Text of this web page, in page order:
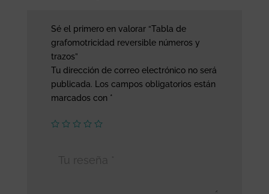
Sé el primero en valorar “Tabla de
grafomotricidad reversible números y
trazos”
Tu dirección de correo electrónico no será
publicada. Los campos obligatorios están
marcados con *